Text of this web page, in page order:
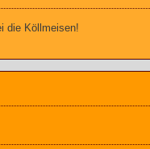
die Köllmeisen!